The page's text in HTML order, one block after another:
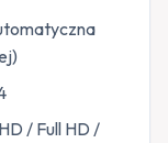
/ Full HD /